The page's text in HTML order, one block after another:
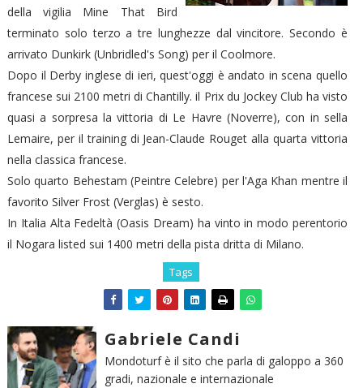
della vigilia Mine That Bird
terminato solo terzo a tre lunghezze dal vincitore. Secondo è
arrivato Dunkirk (Unbridled's Song) per il Coolmore.
Dopo il Derby inglese di ieri, quest'oggi è andato in scena quello
francese sui 2100 metri di Chantilly. il Prix du Jockey Club ha visto
quasi a sorpresa la vittoria di Le Havre (Noverre), con in sella
Lemaire, per il training di Jean-Claude Rouget alla quarta vittoria
nella classica francese.
Solo quarto Behestam (Peintre Celebre) per l'Aga Khan mentre il
favorito Silver Frost (Verglas) è sesto.
In Italia Alta Fedeltà (Oasis Dream) ha vinto in modo perentorio
il Nogara listed sui 1400 metri della pista dritta di Milano.
Tags
Gabriele Candi
Mondoturf è il sito che parla di galoppo a 360
gradi, nazionale e internazionale